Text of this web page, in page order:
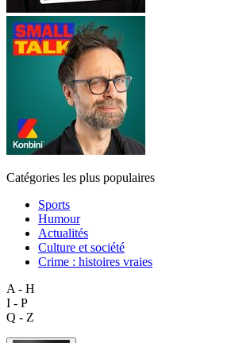
Catégories les plus populaires
Sports
Humour
Actualités
Culture et société
Crime : histoires vraies
A - H
I - P
Q - Z